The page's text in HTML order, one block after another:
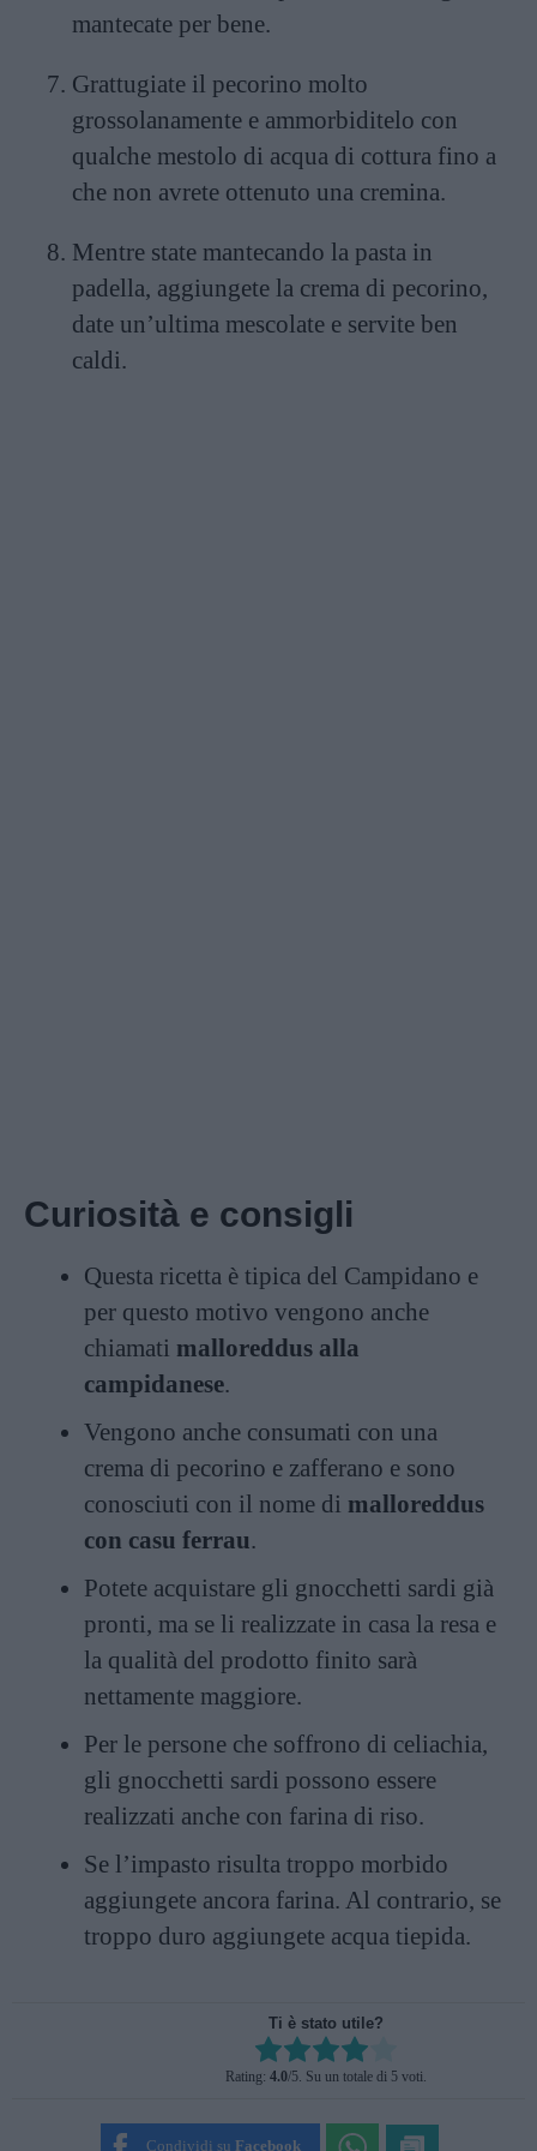
mantecate per bene.
Grattugiate il pecorino molto
grossolanamente e ammorbiditelo con
qualche mestolo di acqua di cottura fino a
che non avrete ottenuto una cremina.
Mentre state mantecando la pasta in
padella, aggiungete la crema di pecorino,
date un’ultima mescolate e servite ben
caldi.
Curiosità e consigli
Questa ricetta è tipica del Campidano e
per questo motivo vengono anche
chiamati malloreddus alla
campidanese.
Vengono anche consumati con una
crema di pecorino e zafferano e sono
conosciuti con il nome di malloreddus
con casu ferrau.
Potete acquistare gli gnocchetti sardi già
pronti, ma se li realizzate in casa la resa e
la qualità del prodotto finito sarà
nettamente maggiore.
Per le persone che soffrono di celiachia,
gli gnocchetti sardi possono essere
realizzati anche con farina di riso.
Se l’impasto risulta troppo morbido
aggiungete ancora farina. Al contrario, se
troppo duro aggiungete acqua tiepida.
Ti è stato utile?
Rate this item:
SUBMIT RATING
Rating: 4.0/5. Su un totale di 5 voti.
Condividi su Facebook